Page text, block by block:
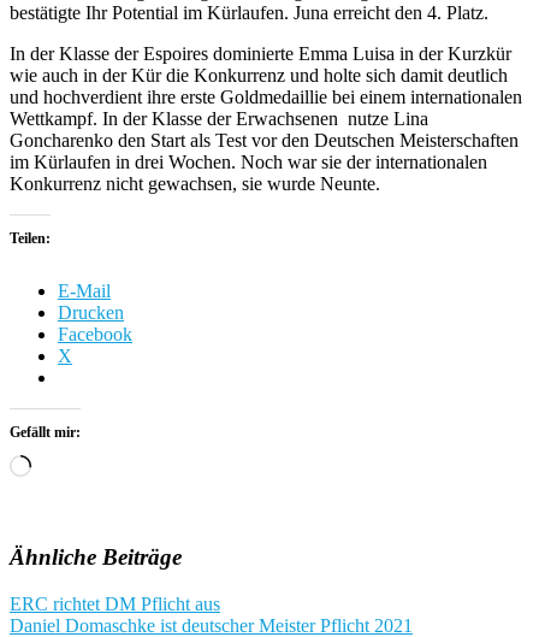
bestätigte Ihr Potential im Kürlaufen. Juna erreicht den 4. Platz.
In der Klasse der Espoires dominierte Emma Luisa in der Kurzkür
wie auch in der Kür die Konkurrenz und holte sich damit deutlich
und hochverdient ihre erste Goldmedaillie bei einem internationalen
Wettkampf. In der Klasse der Erwachsenen nutze Lina
Goncharenko den Start als Test vor den Deutschen Meisterschaften
im Kürlaufen in drei Wochen. Noch war sie der internationalen
Konkurrenz nicht gewachsen, sie wurde Neunte.
Teilen:
E-Mail
Drucken
Facebook
X
Gefällt mir:
Wird
Ähnliche Beiträge
Beitragsnavigation
ERC richtet DM Pflicht aus
Daniel Domaschke ist deutscher Meister Pflicht 2021